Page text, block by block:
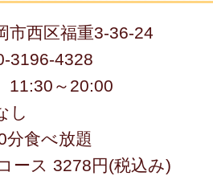
市西区福重3-36-24
3196-4328
11:30～20:00
し
分食べ放題
ース 3278円(税込み)